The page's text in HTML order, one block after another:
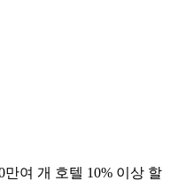
여 개 호텔 10% 이상 할